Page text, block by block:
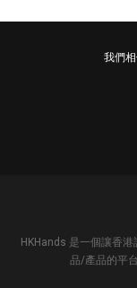
我們
HKHands 是一個讓香
品/產品的平